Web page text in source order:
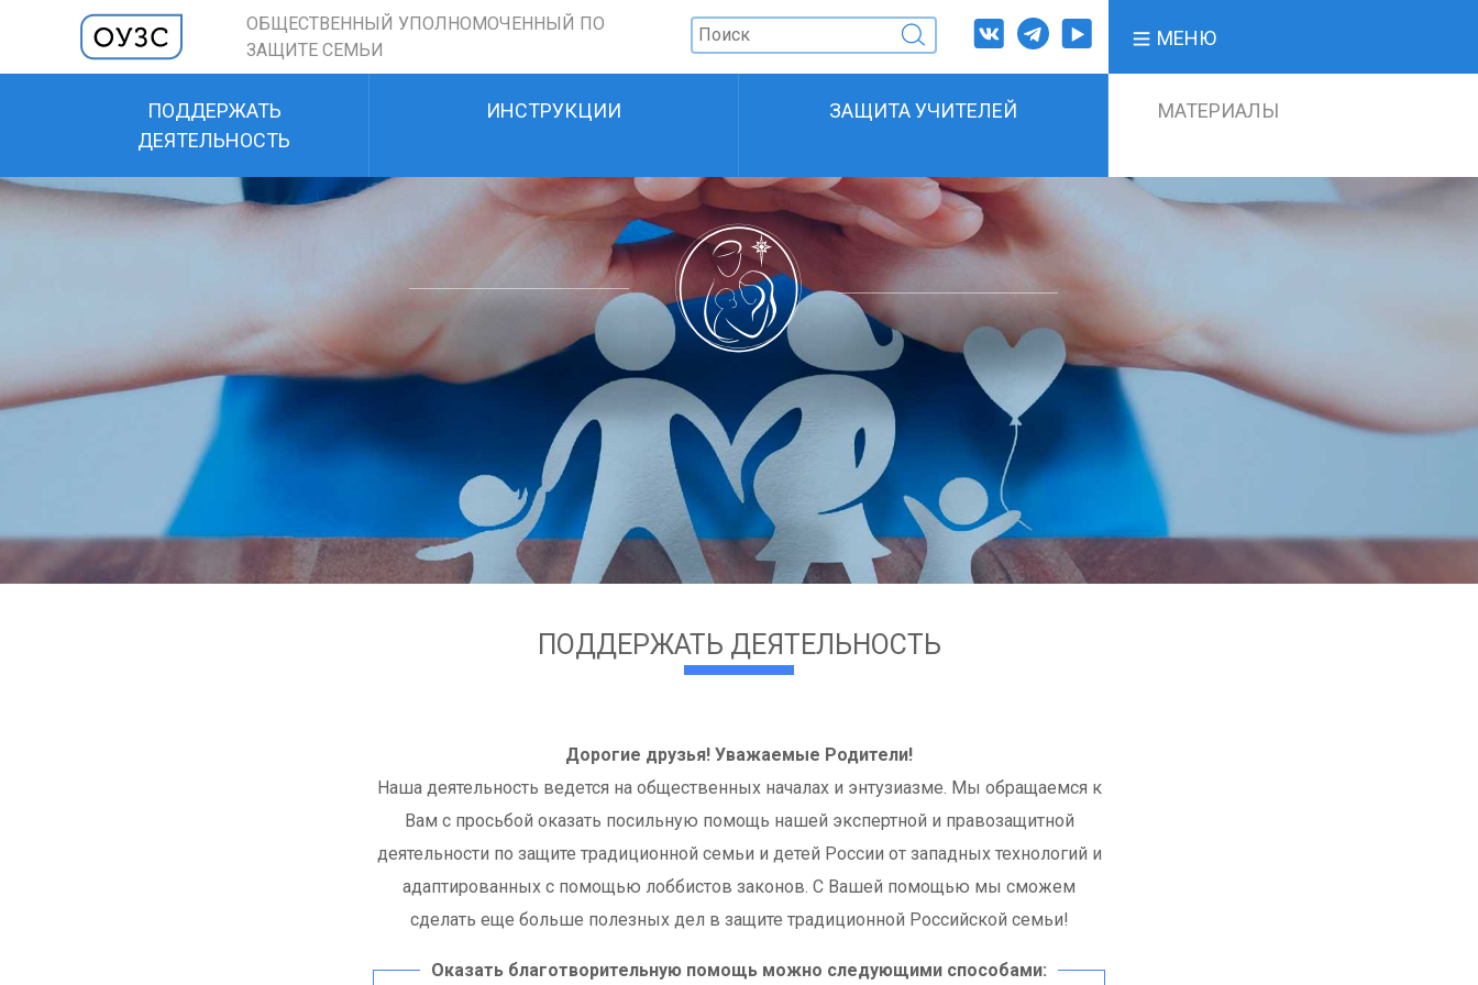
ОБЩЕСТВЕННЫЙ УПОЛНОМОЧЕННЫЙ ПО
ЗАЩИТЕ СЕМЬИ
МЕНЮ
ПОДДЕРЖАТЬ
ДЕЯТЕЛЬНОСТЬ
ИНСТРУКЦИИ ЗАЩИТА УЧИТЕЛЕЙ МАТЕРИАЛЫ
ПОДДЕРЖАТЬ ДЕЯТЕЛЬНОСТЬ
Дорогие друзья! Уважаемые Родители!
Наша деятельность ведется на общественных началах и энтузиазме. Мы обращаемся к
Вам с просьбой оказать посильную помощь нашей экспертной и правозащитной
деятельности по защите традиционной семьи и детей России от западных технологий и
адаптированных с помощью лоббистов законов. С Вашей помощью мы сможем
сделать еще больше полезных дел в защите традиционной Российской семьи!
Оказать благотворительную помощь можно следующими способами: